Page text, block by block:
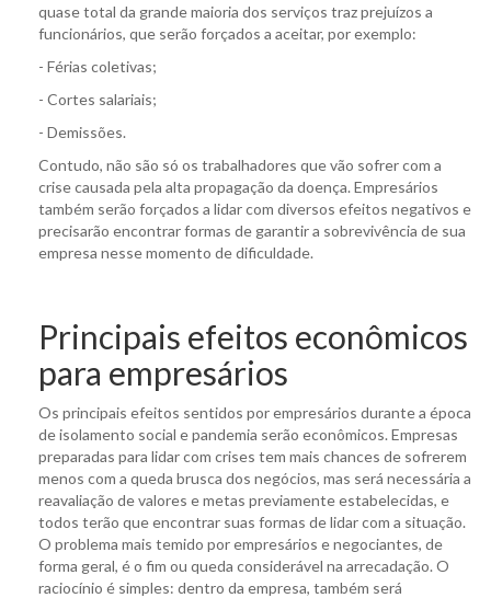
quase total da grande maioria dos serviços traz prejuízos a
funcionários, que serão forçados a aceitar, por exemplo:
- Férias coletivas;
- Cortes salariais;
- Demissões.
Contudo, não são só os trabalhadores que vão sofrer com a
crise causada pela alta propagação da doença. Empresários
também serão forçados a lidar com diversos efeitos negativos e
precisarão encontrar formas de garantir a sobrevivência de sua
empresa nesse momento de dificuldade.
Principais efeitos econômicos
para empresários
Os principais efeitos sentidos por empresários durante a época
de isolamento social e pandemia serão econômicos. Empresas
preparadas para lidar com crises tem mais chances de sofrerem
menos com a queda brusca dos negócios, mas será necessária a
reavaliação de valores e metas previamente estabelecidas, e
todos terão que encontrar suas formas de lidar com a situação.
O problema mais temido por empresários e negociantes, de
forma geral, é o fim ou queda considerável na arrecadação. O
raciocínio é simples: dentro da empresa, também será